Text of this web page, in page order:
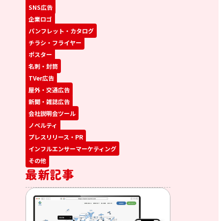
SNS広告
企業ロゴ
パンフレット・カタログ
チラシ・フライヤー
ポスター
名刺・封筒
TVer広告
屋外・交通広告
新聞・雑誌広告
会社説明会ツール
ノベルティ
プレスリリース・PR
インフルエンサーマーケティング
その他
最新記事